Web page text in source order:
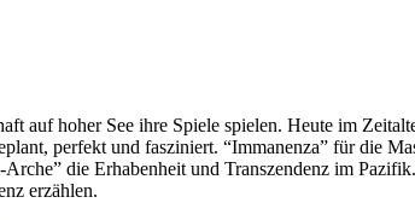
auf hoher See ihre Spiele spielen. Heute im
perfekt und fasziniert. “Immanenza” für die
die Erhabenheit und Transzendenz im
erzählen.